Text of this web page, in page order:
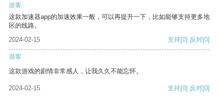
游客
这款加速器app的加速效果一般，可以再提升一下，比如能够支持更多地
区的线路。
2024-02-15
支持[0] 反对[0]
游客
这款游戏的剧情非常感人，让我久久不能忘怀。
2024-02-15 支持[0] 反对[0]